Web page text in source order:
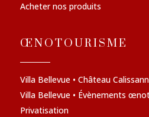
Acheter nos produits
ŒNOTOURISME
Villa Bellevue • Château
Villa Bellevue • Évènements
Privatisation